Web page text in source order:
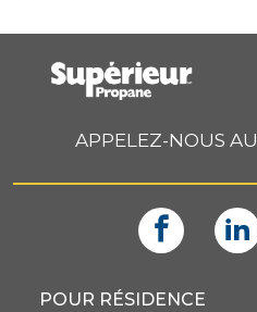
APPELEZ-NOUS AU
POUR RÉSIDENCE